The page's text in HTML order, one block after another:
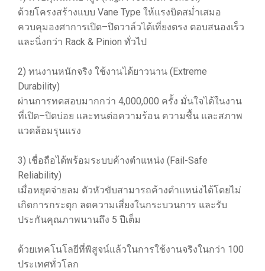
ด้วยโครงสร้างแบบ Vane Type ให้แรงบิดสม่ำเสมอ
ควบคุมองศาการเปิด–ปิดวาล์วได้เที่ยงตรง ตอบสนองเร็ว
และนิ่งกว่า Rack & Pinion ทั่วไป
2) ทนงานหนักจริง ใช้งานได้ยาวนาน (Extreme
Durability)
ผ่านการทดสอบมากกว่า 4,000,000 ครั้ง มั่นใจได้ในงาน
ที่เปิด–ปิดบ่อย และทนต่อความร้อน ความชื้น และสภาพ
แวดล้อมรุนแรง
3) เชื่อถือได้พร้อมระบบค้างตำแหน่ง (Fail-Safe
Reliability)
เมื่อหยุดจ่ายลม ตัวหัวขับสามารถค้างตำแหน่งได้โดยไม่
เกิดการกระตุก ลดความเสี่ยงในกระบวนการ และรับ
ประกันคุณภาพนานถึง 5 ปีเต็ม
ด้วยเทคโนโลยีที่พิสูจน์แล้วในการใช้งานจริงในกว่า 100
ประเทศทั่วโลก